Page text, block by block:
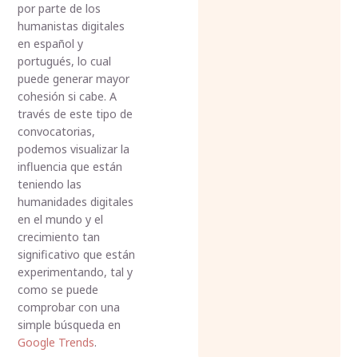
por parte de los
humanistas digitales
en español y
portugués, lo cual
puede generar mayor
cohesión si cabe. A
través de este tipo de
convocatorias,
podemos visualizar la
influencia que están
teniendo las
humanidades digitales
en el mundo y el
crecimiento tan
significativo que están
experimentando, tal y
como se puede
comprobar con una
simple búsqueda en
Google Trends.